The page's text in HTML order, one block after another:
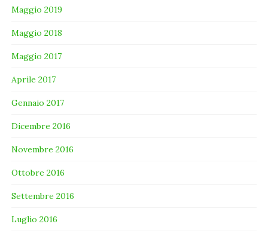
Maggio 2019
Maggio 2018
Maggio 2017
Aprile 2017
Gennaio 2017
Dicembre 2016
Novembre 2016
Ottobre 2016
Settembre 2016
Luglio 2016